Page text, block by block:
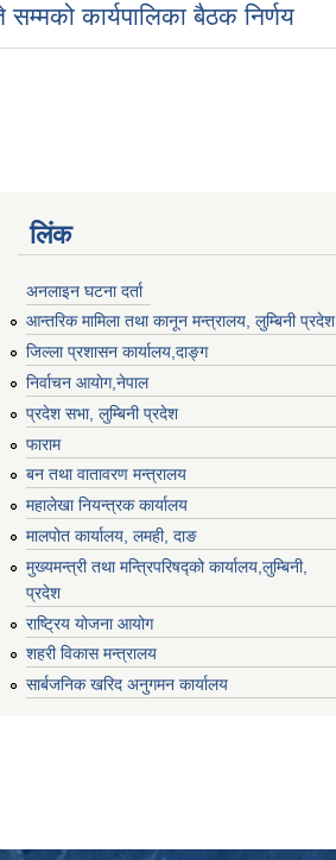
कार्यपालिका बैठक निर्णय
लिंक
अनलाइन घटना दर्ता
आन्तरिक मामिला तथा कानून मन्त्रालय, लुम्बिनी प्रदेश
जिल्ला प्रशासन कार्यालय,दाङ्ग
निर्वाचन आयाेग,नेपाल
प्रदेश सभा, लुम्बिनी प्रदेश
फाराम
बन तथा वातावरण मन्त्रालय
महालेखा नियन्त्रक कार्यालय
मालपोत कार्यालय, लमही, दाङ
मुख्यमन्त्री तथा मन्त्रिपरिषद्को कार्यालय,लुम्बिनी,
प्रदेश
राष्ट्रिय योजना आयोग
शहरी विकास मन्त्रालय
सार्बजनिक खरिद अनुगमन कार्यालय